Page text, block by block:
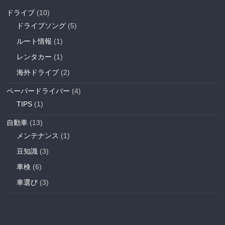
ドライブ (10)
ドライブソング (5)
ルート情報 (1)
レンタカー (1)
海外ドライブ (2)
ペーパードライバー (4)
TIPS (1)
自動車 (13)
メンテナンス (1)
豆知識 (3)
車検 (6)
車選び (3)